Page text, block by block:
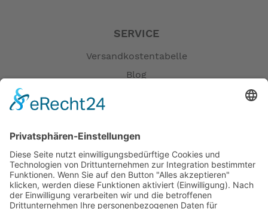
SERVICE
Versandkostentabelle
Blog
Öffnungszeiten
Versandpartner
Verfügbarkeiten
Zahlung und Versand